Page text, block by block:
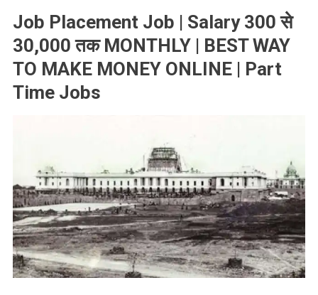
Job Placement Job | Salary 300 से
30,000 तक MONTHLY | BEST WAY
TO MAKE MONEY ONLINE | Part
Time Jobs